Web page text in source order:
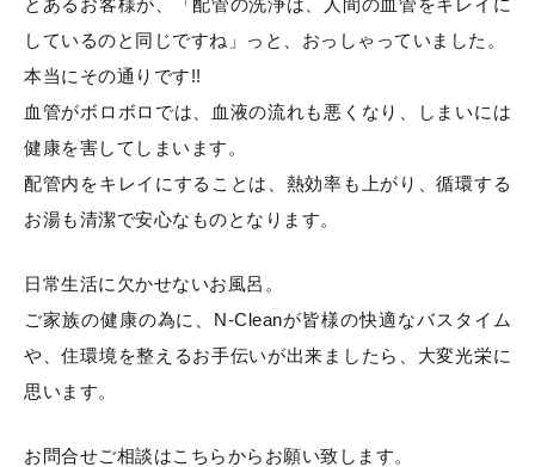
とあるお客様が、「配管の洗浄は、人間の血管をキレイに
しているのと同じですね」っと、おっしゃっていました。
本当にその通りです!!
血管がボロボロでは、血液の流れも悪くなり、しまいには
健康を害してしまいます。
配管内をキレイにすることは、熱効率も上がり、循環する
お湯も清潔で安心なものとなります。
日常生活に欠かせないお風呂。
ご家族の健康の為に、N-Cleanが皆様の快適なバスタイム
や、住環境を整えるお手伝いが出来ましたら、大変光栄に
思います。
お問合せご相談はこちらからお願い致します。